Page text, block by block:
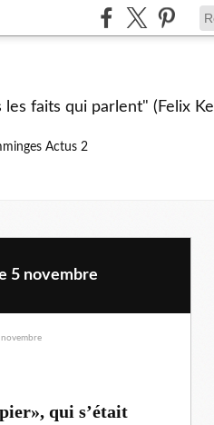
faits qui parlent" (Felix
Actus 2
5 novembre
qui s’était